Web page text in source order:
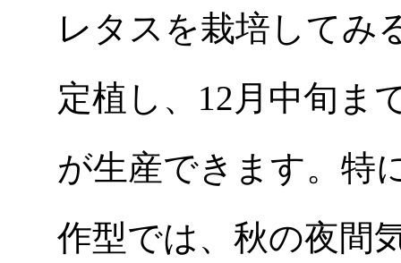
レタスを栽培してみ
定植し、12月中旬ま
が生産できます。特
作型では、秋の夜間